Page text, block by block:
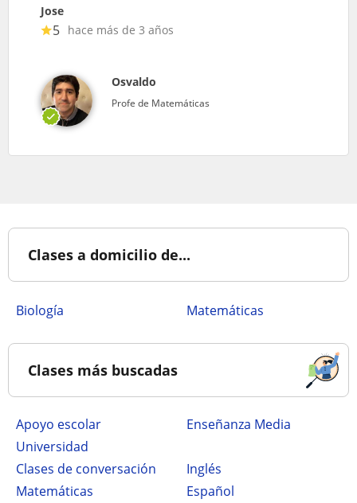
Jose
5 hace más de 3 años
Osvaldo
Profe de Matemáticas
Clases a domicilio de...
Biología Matemáticas
Clases más buscadas
Apoyo escolar
Enseñanza Media
Universidad
Clases de conversación
Inglés
Matemáticas
Español